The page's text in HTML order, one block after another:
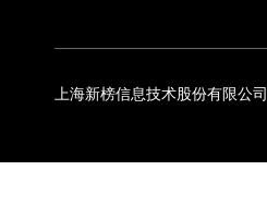
上海新榜信息技术股份有限公司